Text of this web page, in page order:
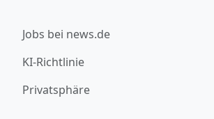
Jobs bei news.de
KI-Richtlinie
Privatsphäre